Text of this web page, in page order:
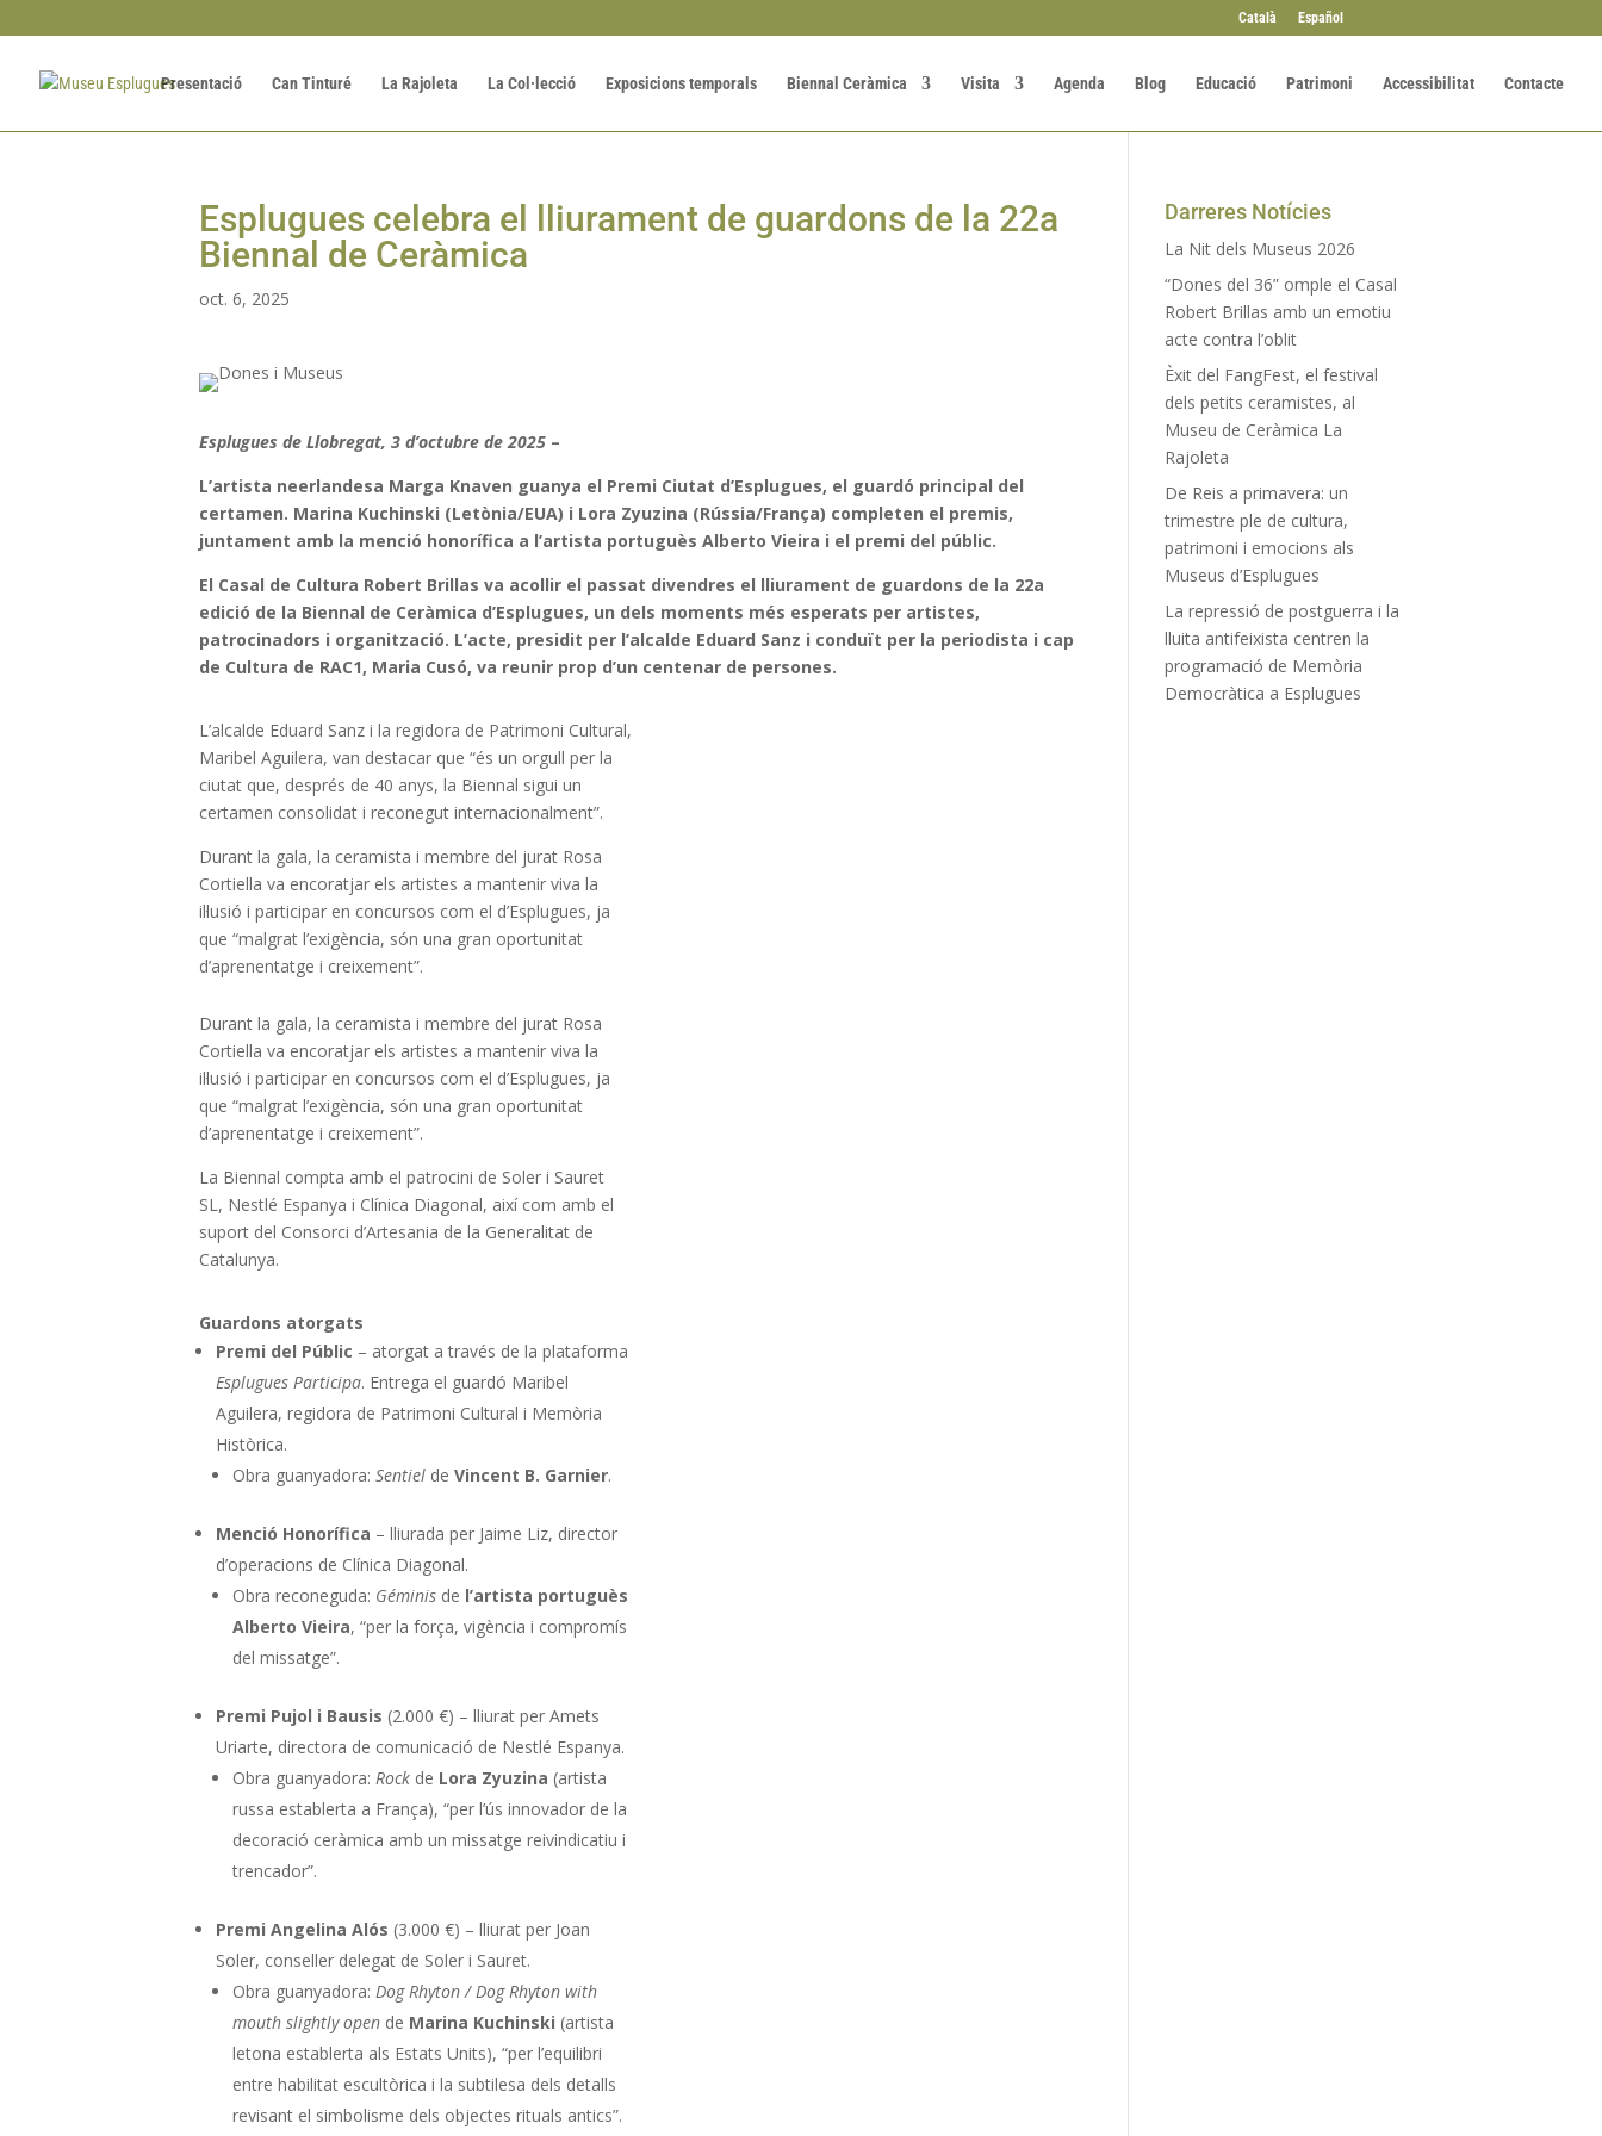
Català Español
Presentació Can Tinturé La Rajoleta La Col·lecció Exposicions temporals Biennal Ceràmica Visita Agenda Blog Educació Patrimoni Accessibilitat Contacte
Esplugues celebra el lliurament de guardons de la 22a
Biennal de Ceràmica
oct. 6, 2025
Esplugues de Llobregat, 3 d’octubre de 2025 –
L’artista neerlandesa Marga Knaven guanya el Premi Ciutat d’Esplugues, el guardó principal del
certamen. Marina Kuchinski (Letònia/EUA) i Lora Zyuzina (Rússia/França) completen el premis,
juntament amb la menció honorífica a l’artista portuguès Alberto Vieira i el premi del públic.
El Casal de Cultura Robert Brillas va acollir el passat divendres el lliurament de guardons de la 22a
edició de la Biennal de Ceràmica d’Esplugues, un dels moments més esperats per artistes,
patrocinadors i organització. L’acte, presidit per l’alcalde Eduard Sanz i conduït per la periodista i cap
de Cultura de RAC1, Maria Cusó, va reunir prop d’un centenar de persones.
L’alcalde Eduard Sanz i la regidora de Patrimoni Cultural,
Maribel Aguilera, van destacar que “és un orgull per la
ciutat que, després de 40 anys, la Biennal sigui un
certamen consolidat i reconegut internacionalment”.
Durant la gala, la ceramista i membre del jurat Rosa
Cortiella va encoratjar els artistes a mantenir viva la
il·lusió i participar en concursos com el d’Esplugues, ja
que “malgrat l’exigència, són una gran oportunitat
d’aprenentatge i creixement”.
Durant la gala, la ceramista i membre del jurat Rosa
Cortiella va encoratjar els artistes a mantenir viva la
il·lusió i participar en concursos com el d’Esplugues, ja
que “malgrat l’exigència, són una gran oportunitat
d’aprenentatge i creixement”.
La Biennal compta amb el patrocini de Soler i Sauret
SL, Nestlé Espanya i Clínica Diagonal, així com amb el
suport del Consorci d’Artesania de la Generalitat de
Catalunya.
Guardons atorgats
Premi del Públic – atorgat a través de la plataforma
Esplugues Participa. Entrega el guardó Maribel
Aguilera, regidora de Patrimoni Cultural i Memòria
Històrica.
Obra guanyadora: Sentiel de Vincent B. Garnier.
Menció Honorífica – lliurada per Jaime Liz, director
d’operacions de Clínica Diagonal.
Obra reconeguda: Géminis de l’artista portuguès
Alberto Vieira, “per la força, vigència i compromís
del missatge”.
Premi Pujol i Bausis (2.000 €) – lliurat per Amets
Uriarte, directora de comunicació de Nestlé Espanya.
Obra guanyadora: Rock de Lora Zyuzina (artista
russa establerta a França), “per l’ús innovador de la
decoració ceràmica amb un missatge reivindicatiu i
trencador”.
Premi Angelina Alós (3.000 €) – lliurat per Joan
Soler, conseller delegat de Soler i Sauret.
Obra guanyadora: Dog Rhyton / Dog Rhyton with
mouth slightly open de Marina Kuchinski (artista
letona establerta als Estats Units), “per l’equilibri
entre habilitat escultòrica i la subtilesa dels detalls
revisant el simbolisme dels objectes rituals antics”.
Darreres Notícies
La Nit dels Museus 2026
“Dones del 36” omple el Casal
Robert Brillas amb un emotiu
acte contra l’oblit
Èxit del FangFest, el festival
dels petits ceramistes, al
Museu de Ceràmica La
Rajoleta
De Reis a primavera: un
trimestre ple de cultura,
patrimoni i emocions als
Museus d’Esplugues
La repressió de postguerra i la
lluita antifeixista centren la
programació de Memòria
Democràtica a Esplugues